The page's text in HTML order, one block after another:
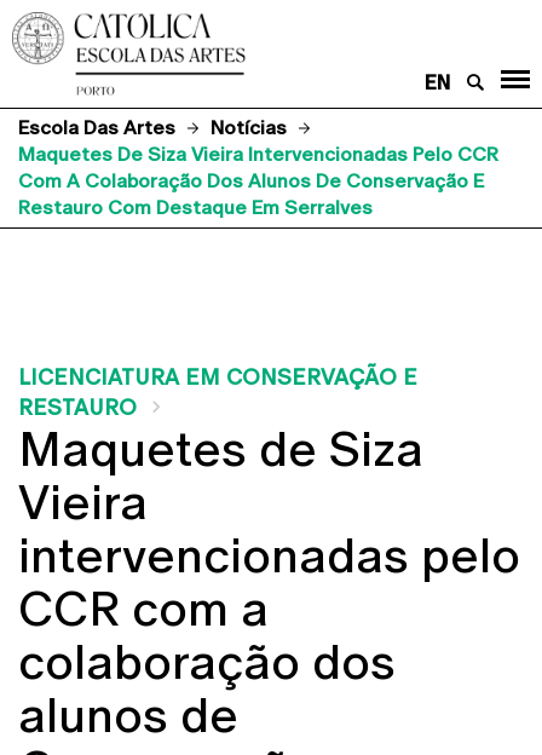
EN
Escola Das Artes
Notícias
Maquetes De Siza Vieira Intervencionadas Pelo CCR
Com A Colaboração Dos Alunos De Conservação E
Restauro Com Destaque Em Serralves
LICENCIATURA EM CONSERVAÇÃO E
RESTAURO
Maquetes de Siza
Vieira
intervencionadas pelo
CCR com a
colaboração dos
alunos de